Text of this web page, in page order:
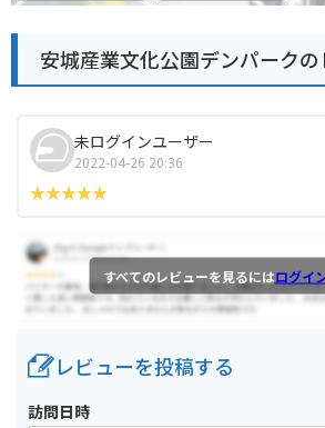
安城産業文化公園デンパーク
未ログインユーザー
2022-04-26 20:36
すべてのレビューを見るにはログイ
レビューを投稿する
訪問日時